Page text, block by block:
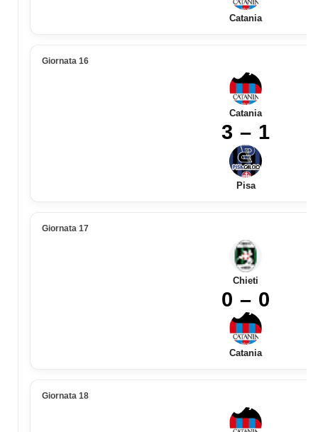
Catania
Giornata 16
Catania
3 – 1
Pisa
Giornata 17
Chieti
0 – 0
Catania
Giornata 18